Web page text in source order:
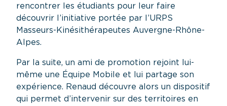
rencontrer les étudiants pour leur faire
découvrir l’initiative portée par l’URPS
Masseurs-Kinésithérapeutes Auvergne-Rhône-
Alpes.
Par la suite, un ami de promotion rejoint lui-
même une Équipe Mobile et lui partage son
expérience. Renaud découvre alors un dispositif
qui permet d’intervenir sur des territoires en